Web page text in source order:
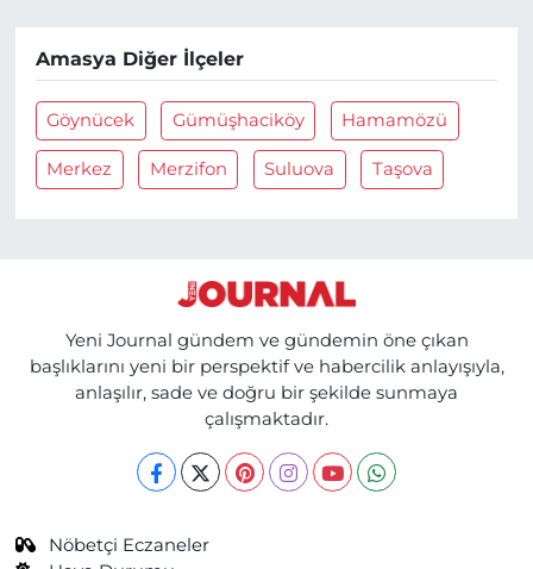
Amasya Diğer İlçeler
Göynücek Gümüşhaciköy Hamamözü
Merkez Merzifon Suluova Taşova
Yeni Journal gündem ve gündemin öne çıkan
başlıklarını yeni bir perspektif ve habercilik anlayışıyla,
anlaşılır, sade ve doğru bir şekilde sunmaya
çalışmaktadır.
Nöbetçi Eczaneler